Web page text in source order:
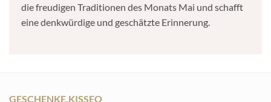
die freudigen Traditionen des Monats Mai und schafft
eine denkwürdige und geschätzte Erinnerung.
GESCHENKE.KISSEO